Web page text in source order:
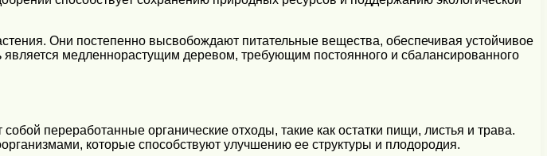
Они постепенно высвобождают питательные вещества, обеспечивая устойчивое
медленнорастущим деревом, требующим постоянного и сбалансированного
переработанные органические отходы, такие как остатки пищи, листья и трава.
которые способствуют улучшению ее структуры и плодородия.